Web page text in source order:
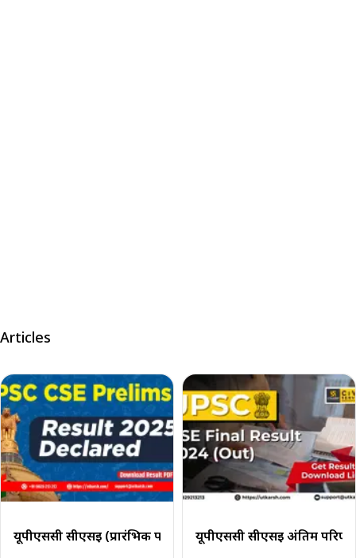
Articles
यूपीएससी सीएसई (प्रारंभिक परीक्षा) परिणाम 2025 घोषित; पीडीएफ
यूपीएससी सीएसई अंतिम